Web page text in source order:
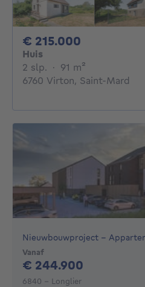
€ 215.000
Huis
2 slp. 2 slaapkamers
· 91 m²
6760 Virton, Saint-Mard
Nieuwbouwproject -
Vanaf
€ 244.900
6840 - Longlier